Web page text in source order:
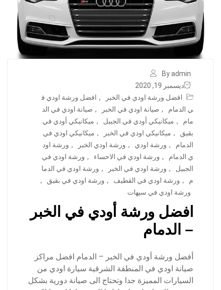
By admin
ديسمبر 19, 2020
افضل ورشة اودي في الخبر
, افضل ورشة اودي ف
ي الدمام
, صيانة اودي في الخبر , صيانة اودي في الد
مام
, ميكانيكي أودي في الجبيل , ميكانيكي أودي في
بقيق
, ميكانيكي اودي في الخبر , ميكانيكي اودي في
الدمام
, ورشة اودي , ورشة اودي الخبر , ورشة اود
ي الدمام
, ورشة اودي في الاحساء , ورشة اودي في
الجبيل
, ورشة اودي في الخبر , ورشة اودي في الدما
م
, ورشة اودي في القطيف , ورشة اودي في بقيق
,
ورشة اودي في سيهات
افضل ورشة أودي في الخبر
– الدمام
أفضل ورشة أودي في الخبر – الدمام افضل مراكز
صيانة اودي في المنطقة الشرقية سيارة اودي من
السيارات المميزة جدا وتحتاج الى صيانة دورية بشكل